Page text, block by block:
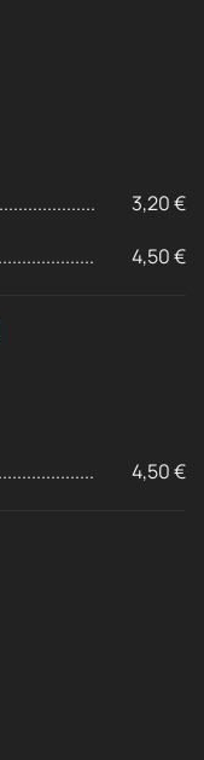
3,20 €
4,50 €
4,50 €